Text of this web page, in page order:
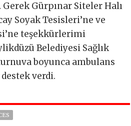
Gürpınar Siteler Halı
Soyak Tesisleri’ne ve
teşekkürlerimi
Belediyesi Sağlık
boyunca ambulans
verdi.